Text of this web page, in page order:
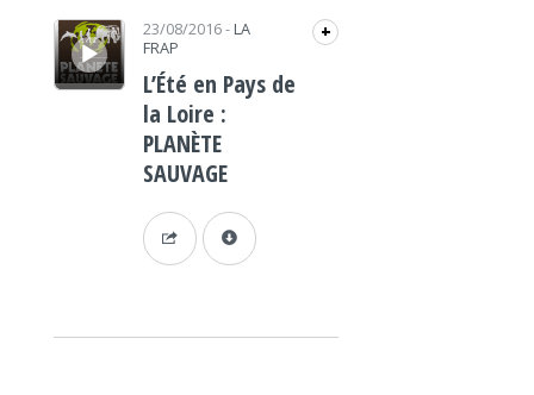
Lecteur audio 23/08/2016- LA
FRAP
+
L’Été en Pays de
la Loire :
PLANÈTE
SAUVAGE